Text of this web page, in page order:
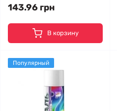
143.96 грн
В корзину
Популярный